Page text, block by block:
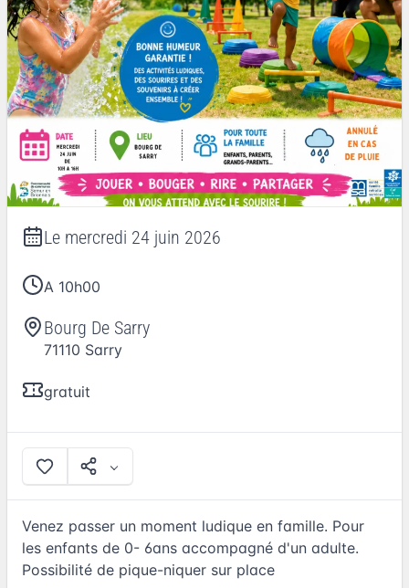
Le mercredi 24 juin 2026
A 10h00
Bourg De Sarry
71110 Sarry
gratuit
Venez passer un moment ludique en famille. Pour
les enfants de 0- 6ans accompagné d'un adulte.
Possibilité de pique-niquer sur place